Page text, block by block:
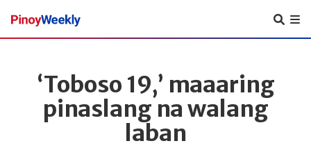
Pinoy
Weekly
‘Toboso 19,’ maaaring
pinaslang na walang
laban